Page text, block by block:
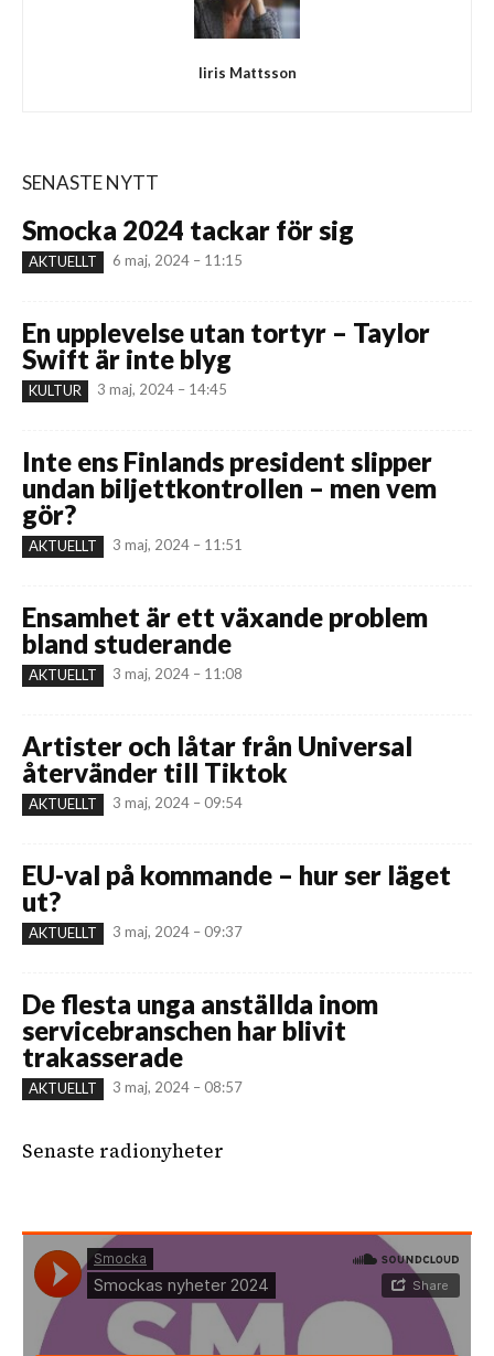
Iiris Mattsson
SENASTE NYTT
Smocka 2024 tackar för sig
AKTUELLT 6 maj, 2024 – 11:15
En upplevelse utan tortyr – Taylor
Swift är inte blyg
KULTUR 3 maj, 2024 – 14:45
Inte ens Finlands president slipper
undan biljettkontrollen – men vem
gör?
AKTUELLT 3 maj, 2024 – 11:51
Ensamhet är ett växande problem
bland studerande
AKTUELLT 3 maj, 2024 – 11:08
Artister och låtar från Universal
återvänder till Tiktok
AKTUELLT 3 maj, 2024 – 09:54
EU-val på kommande – hur ser läget
ut?
AKTUELLT 3 maj, 2024 – 09:37
De flesta unga anställda inom
servicebranschen har blivit
trakasserade
AKTUELLT 3 maj, 2024 – 08:57
Senaste radionyheter